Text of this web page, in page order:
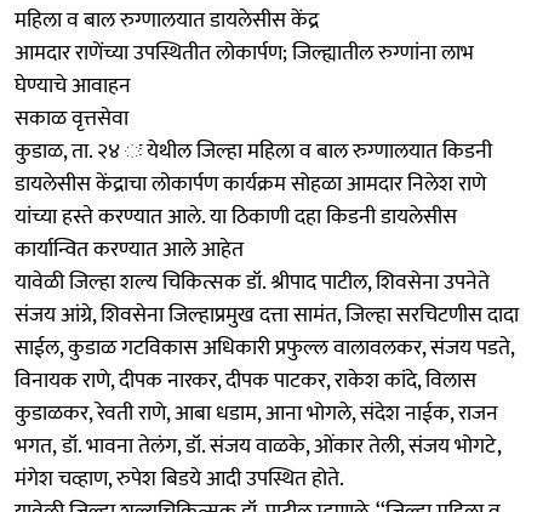
महिला व बाल रुग्णालयात डायलेसीस केंद्र
आमदार राणेंच्या उपस्थितीत लोकार्पण; जिल्ह्यातील रुग्णांना लाभ
घेण्याचे आवाहन
सकाळ वृत्तसेवा
कुडाळ, ता. २४ ः येथील जिल्हा महिला व बाल रुग्णालयात किडनी
डायलेसीस केंद्राचा लोकार्पण कार्यक्रम सोहळा आमदार निलेश राणे
यांच्या हस्ते करण्यात आले. या ठिकाणी दहा किडनी डायलेसीस
कार्यान्वित करण्यात आले आहेत
यावेळी जिल्हा शल्य चिकित्सक डॉ. श्रीपाद पाटील, शिवसेना उपनेते
संजय आंग्रे, शिवसेना जिल्हाप्रमुख दत्ता सामंत, जिल्हा सरचिटणीस दादा
साईल, कुडाळ गटविकास अधिकारी प्रफुल्ल वालावलकर, संजय पडते,
विनायक राणे, दीपक नारकर, दीपक पाटकर, राकेश कांदे, विलास
कुडाळकर, रेवती राणे, आबा धडाम, आना भोगले, संदेश नाईक, राजन
भगत, डॉ. भावना तेलंग, डॉ. संजय वाळके, ओंकार तेली, संजय भोगटे,
मंगेश चव्हाण, रुपेश बिडये आदी उपस्थित होते.